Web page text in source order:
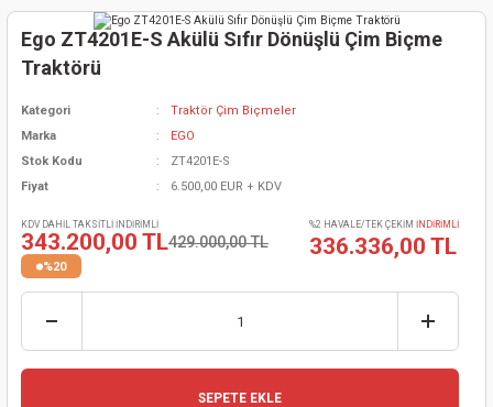
Mak.
Vidalamalar
Mak.
Ego ZT4201E-S Akülü Sıfır Dönüşlü Çim Biçme
Traktörü
Kategori
Traktör Çim Biçmeler
Marka
EGO
Stok Kodu
ZT4201E-S
Fiyat
6.500,00 EUR + KDV
KDV DAHİL TAKSİTLİ İNDİRİMLİ
343.200,00 TL429.000,00 TL
%20
%2 HAVALE/TEK ÇEKİM İNDİRİMLİ
336.336,00 TL
SEPETE EKLE